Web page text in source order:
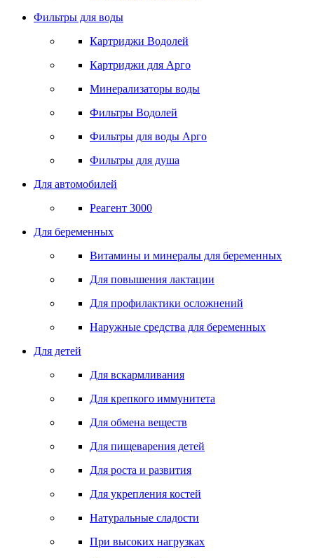
Фильтры для воды
Картриджи Водолей
Картриджи для Арго
Минерализаторы воды
Фильтры Водолей
Фильтры для воды Арго
Фильтры для душа
Для автомобилей
Реагент 3000
Для беременных
Витамины и минералы для беременных
Для повышения лактации
Для профилактики осложнений
Наружные средства для беременных
Для детей
Для вскармливания
Для крепкого иммунитета
Для обмена веществ
Для пищеварения детей
Для роста и развития
Для укрепления костей
Натуральные сладости
При высоких нагрузках